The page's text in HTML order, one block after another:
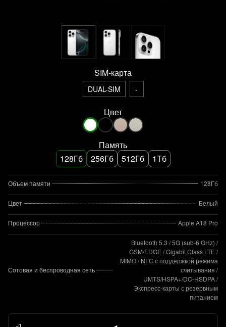
SIM-карта
DUAL-SIM -
Цвет
Память
128Гб
256Гб 512Гб 1Тб
Объем памяти 128Гб
Цвет Белый
Процессор Apple A18 Pro
Сотовая и беспроводная сеть
Bluetooth 5.3 / 5G (sub‑6 GHz) /
GSM/EDGE / Gigabit Class LTE /
MIMO / NFC с поддержкой режима
считывания /
UMTS/HSPA+/DC‑HSDPA /
Экспресс‑карты с резервным
питанием